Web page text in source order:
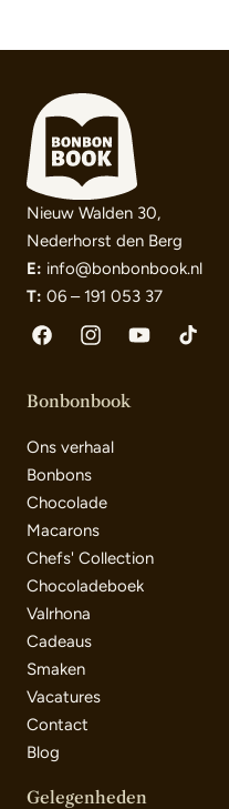
Nieuw Walden 30,
Nederhorst den Berg
E: info@bonbonbook.nl
T: 06 – 191 053 37
FacebookInstagramYouTubeTikTok
Bonbonbook
Ons verhaal
Bonbons
Chocolade
Macarons
Chefs' Collection
Chocoladeboek
Valrhona
Cadeaus
Smaken
Vacatures
Contact
Blog
Gelegenheden